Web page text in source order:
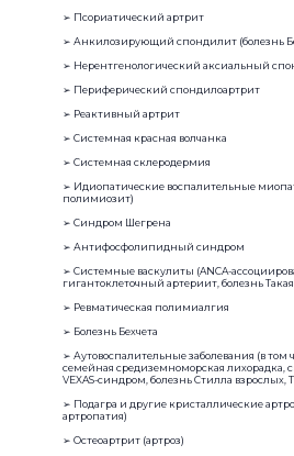
➢ Псориатический артрит
➢ Анкилозирующий спондилит (болезнь
➢ Нерентгенологический аксиальный
➢ Периферический спондилоартрит
➢ Реактивный артрит
➢ Системная красная волчанка
➢ Системная склеродермия
➢ Идиопатические воспалительные
полимиозит)
➢ Синдром Шегрена
➢ Антифосфолипидный синдром
➢ Системные васкулиты (ANCA-
гигантоклеточный артериит, болезнь
➢ Ревматическая полимиалгия
➢ Болезнь Бехчета
➢ Аутовоспалительные заболевания (в
семейная средиземноморская лихорадка,
VEXAS-синдром, болезнь Стилла взрослых,
➢ Подагра и другие кристаллические
артропатия)
➢ Остеоартрит (артроз)